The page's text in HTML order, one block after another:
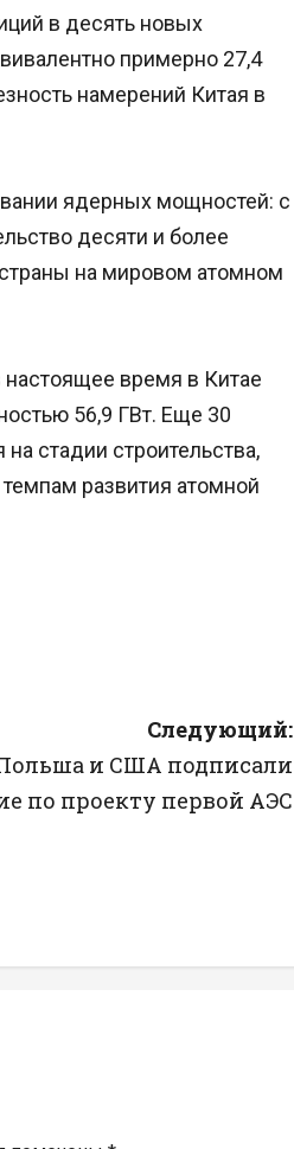
в десять новых
примерно 27,4
намерений Китая в
ядерных мощностей: с
десяти и более
на мировом атомном
время в Китае
56,9 ГВт. Еще 30
стадии строительства,
развития атомной
Следующий:
и США подписали
по проекту первой АЭС